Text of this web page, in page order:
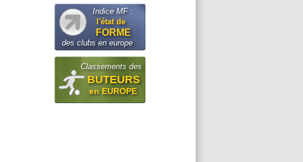
Indice MF :
l'état de
FORME
des clubs en europe
Classements des
BUTEURS
en EUROPE